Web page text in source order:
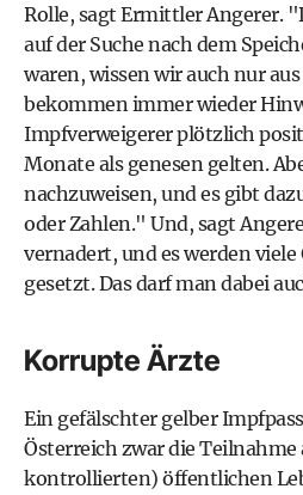
Rolle, sagt Ermittler Angerer.
auf der Suche nach dem
waren, wissen wir auch nur
bekommen immer wieder
Impfverweigerer plötzlich
Monate als genesen gelten.
nachzuweisen, und es gibt
oder Zahlen." Und, sagt
vernadert, und es werden
gesetzt. Das darf man dabei
Korrupte Ärzte
Ein gefälschter gelber
Österreich zwar die
kontrollierten) öffentlichen